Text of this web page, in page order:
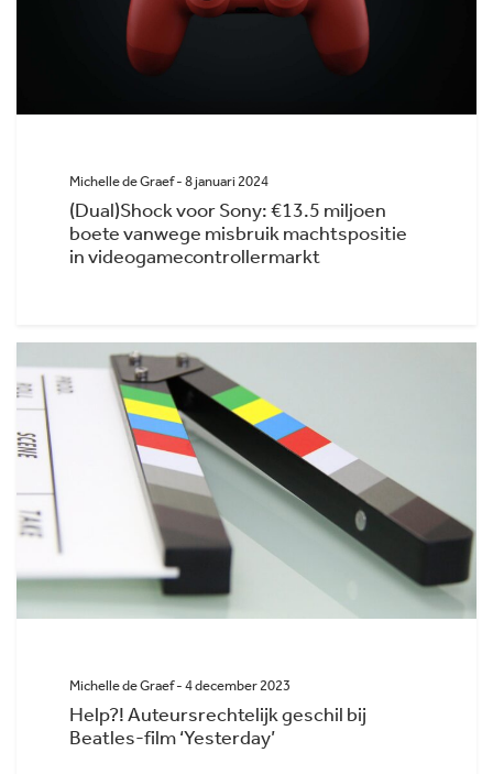
Michelle de Graef - 8 januari 2024
(Dual)Shock voor Sony: €13.5 miljoen
boete vanwege misbruik machtspositie
in videogamecontrollermarkt
Michelle de Graef - 4 december 2023
Help?! Auteursrechtelijk geschil bij
Beatles-film ‘Yesterday’